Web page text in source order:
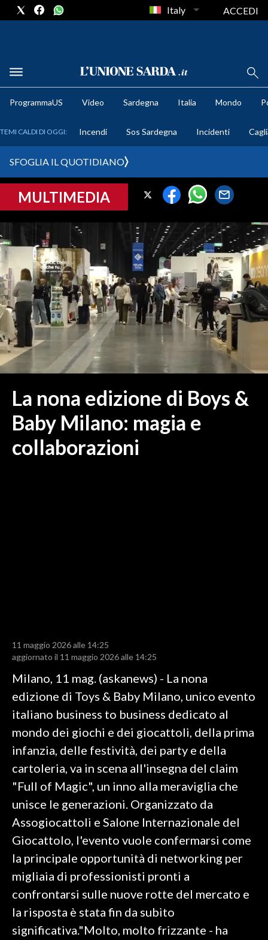
METEO
CRONACA SARDEGNA
PROVINCIA DI CAGLIARI
SULCIS IGLESIENTE
MEDIO CAMPIDANO
ORISTANO E PROVINCIA
SASSARI E PROVINCIA
GALLURA
NUORO E PROVINCIA
OGLIASTRA
ITALIA
MONDO
RISULTATI E CLASSIFICHE
CALCIO REGIONALE
BASKET
VOLLEY
MOTORI
TENNIS
ALTRI SPORT
CULTURA
SPETTACOLI
GOSSIP
SALUTE
SARDEGNA TURISMO
Italy ACCEDI
ProgrammaUS Video Sardegna Italia Mondo
TEMI CALDI DI OGGI: Incendi Sos Sardegna Incidenti
SFOGLIA IL QUOTIDIANO
MULTIMEDIA
La nona edizione di Boys &
Baby Milano: magia e
collaborazioni
11 maggio 2026 alle 14:25
aggiornato il 11 maggio 2026 alle 14:25
Milano, 11 mag. (askanews) - La nona
edizione di Toys & Baby Milano, unico evento
italiano business to business dedicato al
mondo dei giochi e dei giocattoli, della prima
infanzia, delle festività, dei party e della
cartoleria, va in scena all'insegna del claim
"Full of Magic", un inno alla meraviglia che
unisce le generazioni. Organizzato da
Assogiocattoli e Salone Internazionale del
Giocattolo, l'evento vuole confermarsi come
la principale opportunità di networking per
migliaia di professionisti pronti a
confrontarsi sulle nuove rotte del mercato e
la risposta è stata fin da subito
significativa."Molto, molto frizzante - ha